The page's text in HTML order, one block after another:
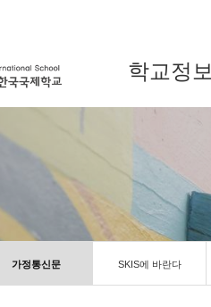
학교정보
가정통신문 SKIS에 바란다